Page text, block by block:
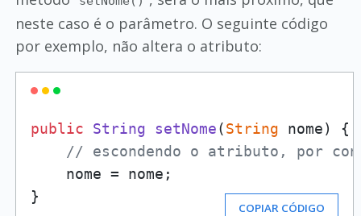
neste caso é o parâmetro. O seguinte código
por exemplo, não altera o atributo:
public String setNome(String nome) {
// escondendo o atributo, por
    nome = nome;
}
COPIAR CÓDIGO